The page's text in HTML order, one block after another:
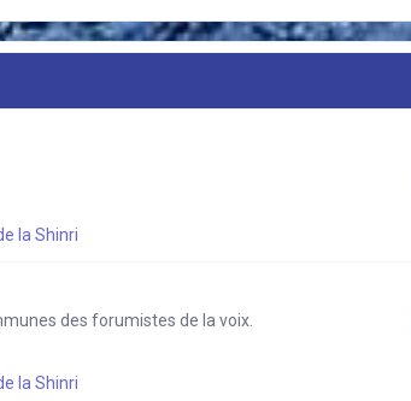
la Shinri
des forumistes de la voix.
la Shinri